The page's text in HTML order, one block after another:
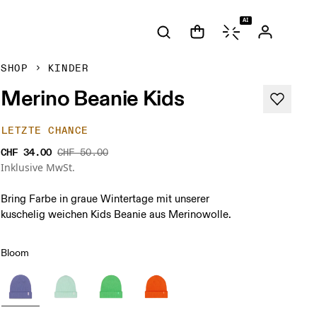
AI
SHOP KINDER
Merino Beanie Kids
LETZTE CHANCE
CHF 34.00 CHF 50.00
Inklusive MwSt.
Bring Farbe in graue Wintertage mit unserer
kuschelig weichen Kids Beanie aus Merinowolle.
Bloom